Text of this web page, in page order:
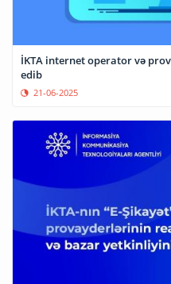
İKTA internet operator və
edib
21-06-2025